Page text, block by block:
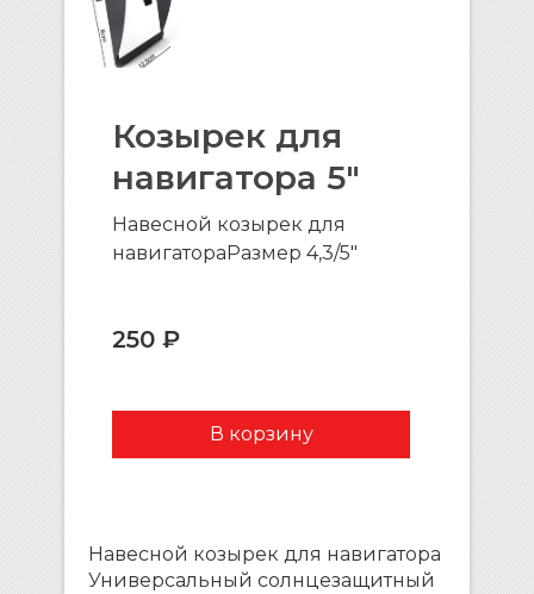
Козырек для
навигатора 5″
Навесной козырек для
навигатораРазмер 4,3/5″
250 ₽
Навесной козырек для навигатора
Универсальный солнцезащитный